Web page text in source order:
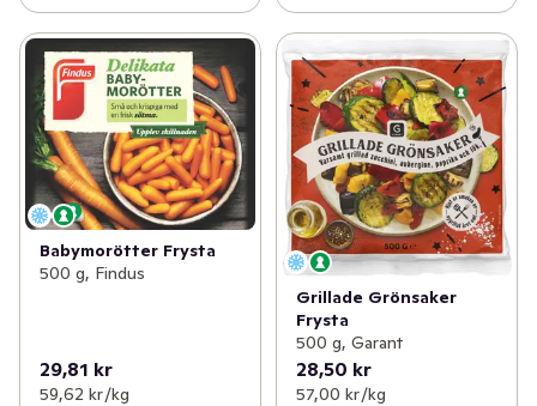
Babymorötter Frysta
500 g, Findus
29,81 kr
59,62 kr /kg
Grillade Grönsaker
Frysta
500 g, Garant
28,50 kr
57,00 kr /kg